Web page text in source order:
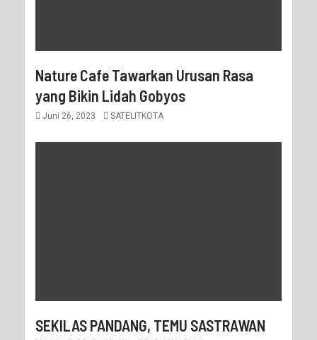
Nature Cafe Tawarkan Urusan Rasa
yang Bikin Lidah Gobyos
Juni 26, 2023 SATELITKOTA
SEKILAS PANDANG, TEMU SASTRAWAN